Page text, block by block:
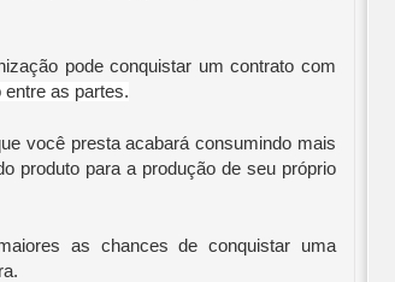
pode conquistar um contrato com
entre as partes.
você presta acabará consumindo mais
produto para a produção de seu próprio
as chances de conquistar uma